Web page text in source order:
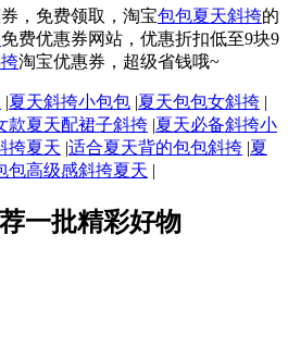
，免费领取，淘宝包包夏天斜挎的
免费优惠券网站，优惠折扣低至9块9
淘宝优惠券，超级省钱哦~
|夏天斜挎小包包 |夏天包包女斜挎 |
款夏天配裙子斜挎 |夏天必备斜挎小
挎夏天 |适合夏天背的包包斜挎 |夏
包高级感斜挎夏天 |
一批精彩好物